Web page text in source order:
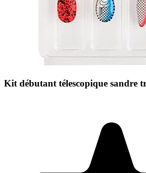
Kit débutant télescopique sandre